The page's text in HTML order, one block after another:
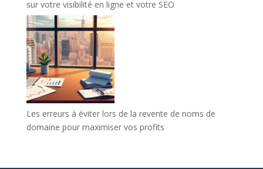
sur votre visibilité en ligne et votre SEO
Les erreurs à éviter lors de la revente de noms de
domaine pour maximiser vos profits